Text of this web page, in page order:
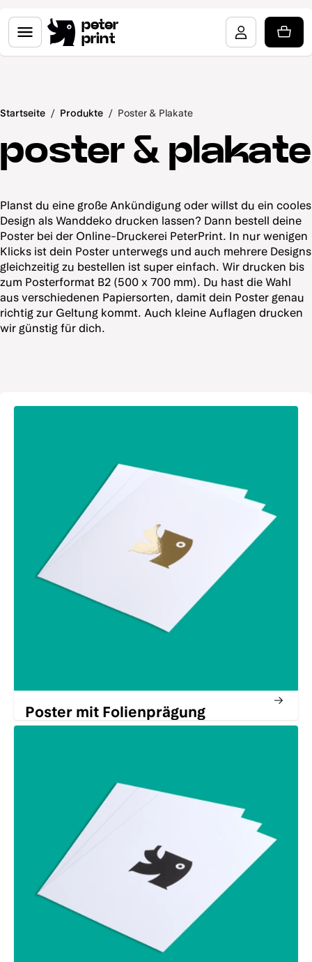
peter
print
Startseite / Produkte / Poster & Plakate
poster & plakate
Planst du eine große Ankündigung oder willst du ein cooles
Design als Wanddeko drucken lassen? Dann bestell deine
Poster bei der Online-Druckerei PeterPrint. In nur wenigen
Klicks ist dein Poster unterwegs und auch mehrere Designs
gleichzeitig zu bestellen ist super einfach. Wir drucken bis
zum Posterformat B2 (500 x 700 mm). Du hast die Wahl
aus verschiedenen Papiersorten, damit dein Poster genau
richtig zur Geltung kommt. Auch kleine Auflagen drucken
wir günstig für dich.
Poster mit Folienprägung